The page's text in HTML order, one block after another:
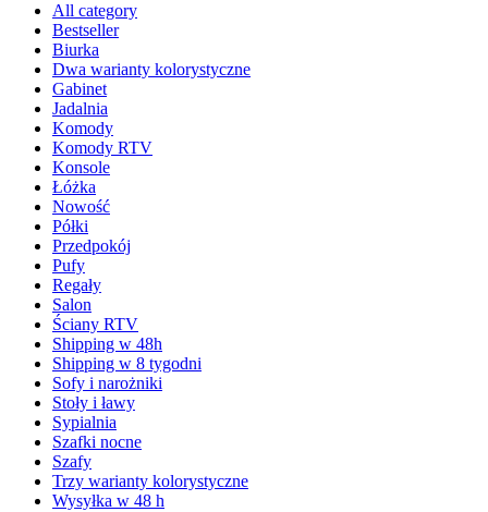
All category
Bestseller
Biurka
Dwa warianty kolorystyczne
Gabinet
Jadalnia
Komody
Komody RTV
Konsole
Łóżka
Nowość
Półki
Przedpokój
Pufy
Regały
Salon
Ściany RTV
Shipping w 48h
Shipping w 8 tygodni
Sofy i narożniki
Stoły i ławy
Sypialnia
Szafki nocne
Szafy
Trzy warianty kolorystyczne
Wysyłka w 48 h